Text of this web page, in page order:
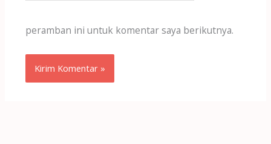
peramban ini untuk komentar saya berikutnya.